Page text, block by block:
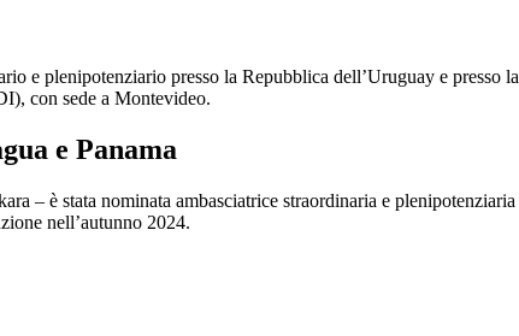
e plenipotenziario presso la Repubblica dell’Uruguay e presso
con sede a Montevideo.
e Panama
– è stata nominata ambasciatrice straordinaria e
nell’autunno 2024.